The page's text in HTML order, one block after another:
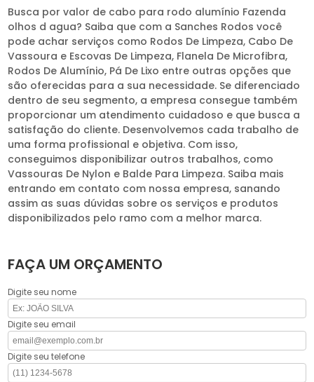
Busca por valor de cabo para rodo alumínio Fazenda
olhos d agua? Saiba que com a Sanches Rodos você
pode achar serviços como Rodos De Limpeza, Cabo De
Vassoura e Escovas De Limpeza, Flanela De Microfibra,
Rodos De Alumínio, Pá De Lixo entre outras opções que
são oferecidas para a sua necessidade. Se diferenciado
dentro de seu segmento, a empresa consegue também
proporcionar um atendimento cuidadoso e que busca a
satisfação do cliente. Desenvolvemos cada trabalho de
uma forma profissional e objetiva. Com isso,
conseguimos disponibilizar outros trabalhos, como
Vassouras De Nylon e Balde Para Limpeza. Saiba mais
entrando em contato com nossa empresa, sanando
assim as suas dúvidas sobre os serviços e produtos
disponibilizados pelo ramo com a melhor marca.
FAÇA UM ORÇAMENTO
Digite seu nome
Digite seu email
Digite seu telefone